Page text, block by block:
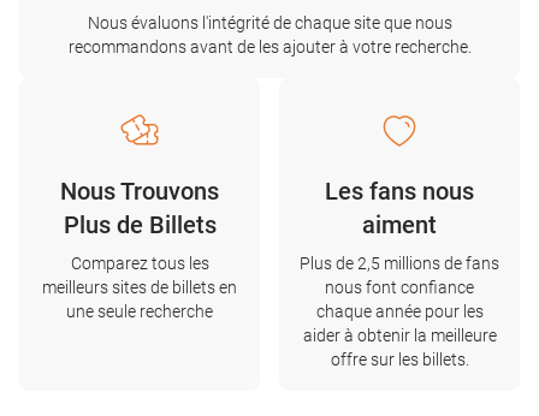
Nous évaluons l'intégrité de chaque site que nous
recommandons avant de les ajouter à votre recherche.
Nous Trouvons
Plus de Billets
Comparez tous les
meilleurs sites de billets en
une seule recherche
Les fans nous
aiment
Plus de 2,5 millions de fans
nous font confiance
chaque année pour les
aider à obtenir la meilleure
offre sur les billets.